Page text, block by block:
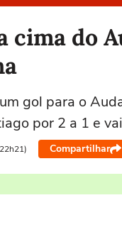
cima do
gol para o
por 2 a 1 e
Compartilhar